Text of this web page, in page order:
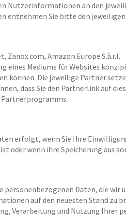
Nutzerinformationen an den
entnehmen Sie bitte den
Amazon Europe S.à.r.l.
eines Mediums für Websites
können. Die jeweilige Partner
dass Sie den Partnerlink auf
erfolgt, wenn Sie Ihre
oder wenn ihre Speicherung aus
Daten, die
auf den neuesten Stand zu
Verarbeitung und Nutzung Ihrer